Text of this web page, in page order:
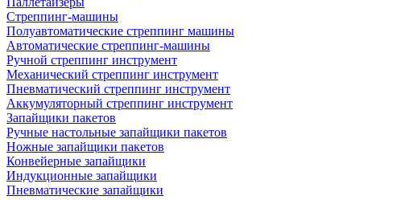
Стреппинг-машины
Полуавтоматические стреппинг машины
Автоматические стреппинг-машины
Ручной стреппинг инструмент
Механический стреппинг инструмент
Пневматический стреппинг инструмент
Аккумуляторный стреппинг инструмент
Запайщики пакетов
Ручные настольные запайщики пакетов
Ножные запайщики пакетов
Конвейерные запайщики
Индукционные запайщики
Пневматические запайщики